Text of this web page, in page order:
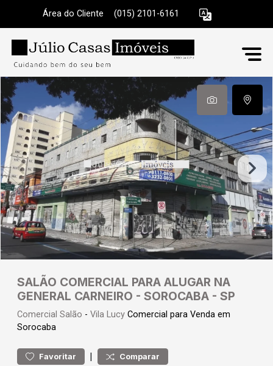
Área do Cliente (015) 2101-6161
SALÃO COMERCIAL PARA ALUGAR NA
GENERAL CARNEIRO - SOROCABA - SP
Comercial Salão - Vila Lucy Comercial para Venda em
Sorocaba
Favoritar | Comparar